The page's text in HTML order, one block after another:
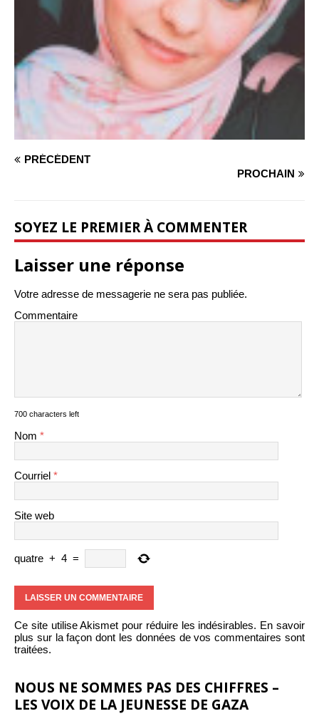
PRÉCÉDENT
PROCHAIN
SOYEZ LE PREMIER À COMMENTER
Laisser une réponse
Votre adresse de messagerie ne sera pas publiée.
Commentaire
700 characters left
Nom *
Courriel *
Site web
quatre + 4 =
Ce site utilise Akismet pour réduire les indésirables. En savoir
plus sur la façon dont les données de vos commentaires sont
traitées.
NOUS NE SOMMES PAS DES CHIFFRES –
LES VOIX DE LA JEUNESSE DE GAZA